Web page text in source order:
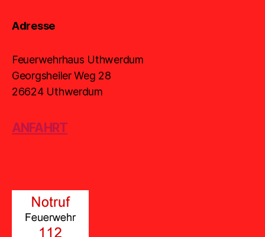
Adresse
Feuerwehrhaus Uthwerdum
Georgsheiler Weg 28
26624 Uthwerdum
ANFAHRT